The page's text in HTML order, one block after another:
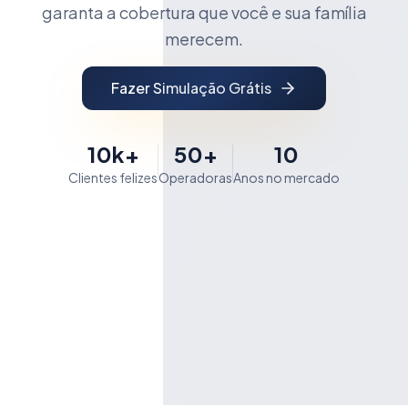
garanta a cobertura que você e sua família
merecem.
Fazer Simulação Grátis
10k+
Clientes felizes
50+
Operadoras
10
Anos no mercado